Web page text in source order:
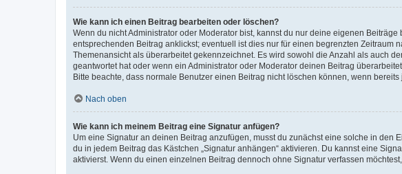
Wie kann ich einen Beitrag bearbeiten oder löschen?
Wenn du nicht Administrator oder Moderator bist, kannst du nur deine eigenen
entsprechenden Beitrag anklickst; eventuell ist dies nur für einen begrenzten
Themenansicht als überarbeitet gekennzeichnet. Es wird sowohl die Anzahl als auch
geantwortet hat oder wenn ein Administrator oder Moderator deinen Beitrag
Bitte beachte, dass normale Benutzer einen Beitrag nicht löschen können, wenn
Nach oben
Wie kann ich meinem Beitrag eine Signatur anfügen?
Um eine Signatur an deinen Beitrag anzufügen, musst du zunächst eine solche in
du in jedem Beitrag das Kästchen „Signatur anhängen“ aktivieren. Du kannst eine
aktivierst. Wenn du einen einzelnen Beitrag dennoch ohne Signatur verfassen